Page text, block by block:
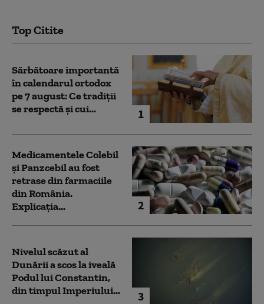
Top Citite
1
Sărbătoare importantă
în calendarul ortodox
pe 7 august: Ce tradiții
se respectă și cui...
2
Medicamentele Colebil
și Panzcebil au fost
retrase din farmaciile
din România.
Explicația...
3
Nivelul scăzut al
Dunării a scos la iveală
Podul lui Constantin,
din timpul Imperiului...